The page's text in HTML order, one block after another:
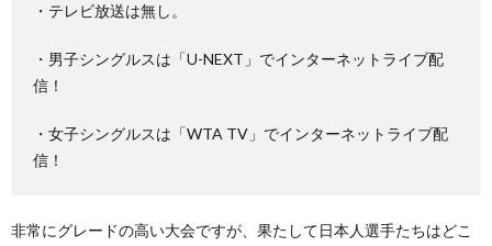
・テレビ放送は無し。
・男子シングルスは「U-NEXT」でインターネットライブ配
信！
・女子シングルスは「WTA TV」でインターネットライブ配
信！
非常にグレードの高い大会ですが、果たして日本人選手たちはどこ